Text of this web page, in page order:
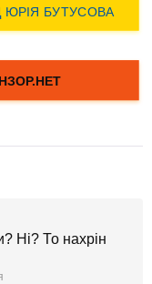
Ні? То нахрін